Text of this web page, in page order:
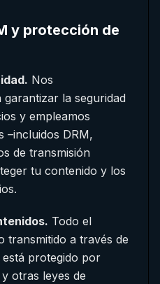
y protección de
Nos
la seguridad
y empleamos
–incluidos DRM,
de transmisión
tu contenido y los
Todo el
transmitido a través de
protegido por
otras leyes de